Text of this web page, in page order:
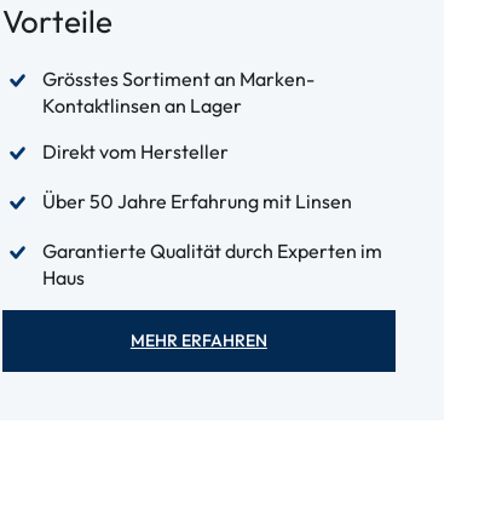
Vorteile
Grösstes Sortiment an Marken-
Kontaktlinsen an Lager
Direkt vom Hersteller
Über 50 Jahre Erfahrung mit Linsen
Garantierte Qualität durch Experten im
Haus
MEHR ERFAHREN